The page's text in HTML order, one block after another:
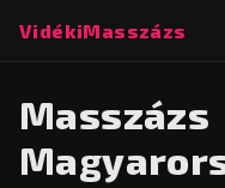
VidékiMasszázs
Masszázs